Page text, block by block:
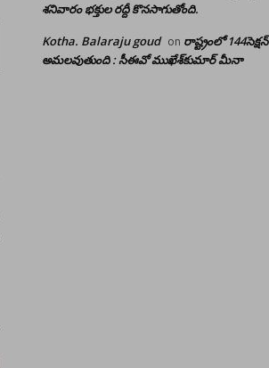
శనివారం భక్తుల రద్దీ కొనసాగుతోంది.
Kotha. Balaraju goud on రాష్ట్రంలో 144సెక్షన్
అమలవుతుంది : సీఈవో ముఖేశ్‌కుమార్‌ మీనా